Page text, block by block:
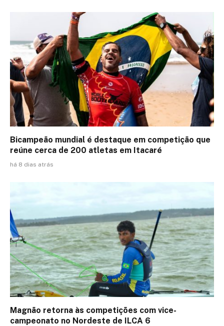
Bicampeão mundial é destaque em competição que
reúne cerca de 200 atletas em Itacaré
há 8 dias atrás
Magnão retorna às competições com vice-
campeonato no Nordeste de ILCA 6